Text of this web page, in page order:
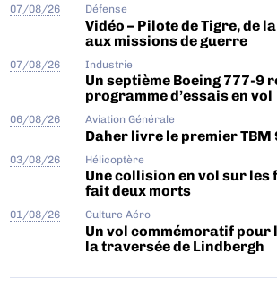
07/08/26 Défense
Vidéo – Pilote de Tigre, de
aux missions de guerre
07/08/26 Industrie
Un septième Boeing 777-9
programme d’essais en vol
06/08/26 Aviation Générale
Daher livre le premier TBM
03/08/26 Hélicoptère
Une collision en vol sur les
fait deux morts
01/08/26 Culture Aéro
Un vol commémoratif pour
la traversée de Lindbergh